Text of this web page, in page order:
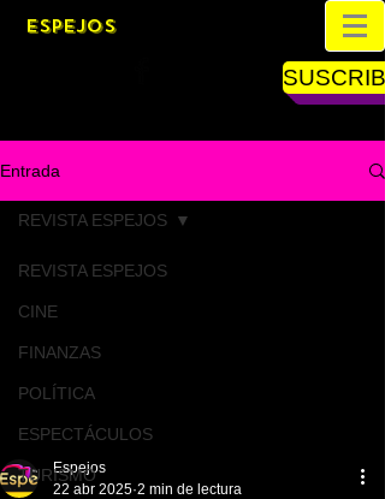
ESPEJOS
Entrada
REVISTA ESPEJOS
CINE
FINANZAS
POLÍTICA
ESPECTÁCULOS
TURISMO
REVISTA ESPEJOS
Espejos
22 abr 2025 2 min de lectura